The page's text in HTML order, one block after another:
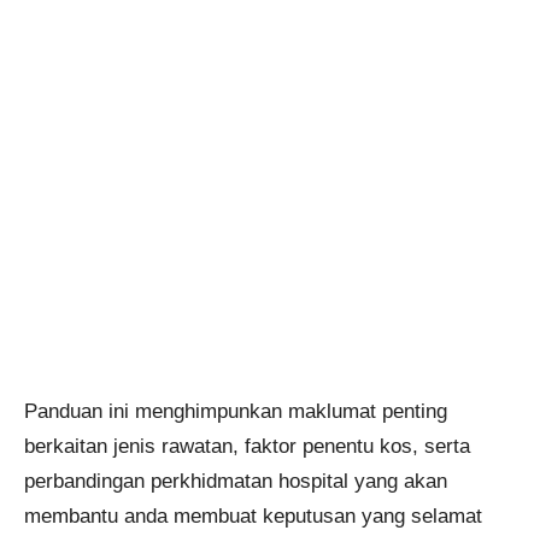
Panduan ini menghimpunkan maklumat penting
berkaitan jenis rawatan, faktor penentu kos, serta
perbandingan perkhidmatan hospital yang akan
membantu anda membuat keputusan yang selamat